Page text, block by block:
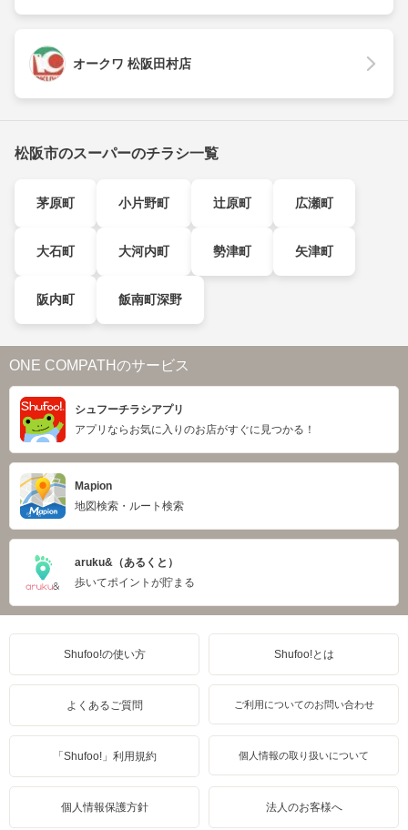
オークワ 松阪田村店
松阪市のスーパーのチラシ一覧
茅原町 小片野町 辻原町 広瀬町
大石町 大河内町 勢津町 矢津町
阪内町 飯南町深野
ONE COMPATHのサービス
シュフーチラシアプリ
アプリならお気に入りのお店がすぐに見つかる！
Mapion
地図検索・ルート検索
aruku&（あるくと）
歩いてポイントが貯まる
Shufoo!の使い方 Shufoo!とは
よくあるご質問 ご利用についてのお問い合わせ
「Shufoo!」利用規約 個人情報の取り扱いについて
個人情報保護方針 法人のお客様へ